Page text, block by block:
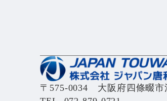
〒575-0034 大阪府四條畷市